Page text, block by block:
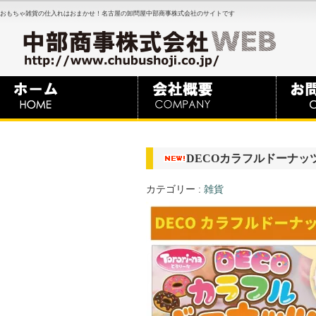
おもちゃ雑貨の仕入れはおまかせ！名古屋の卸問屋中部商事株式会社のサイトです
DECOカラフルドーナッ
カテゴリー : 雑貨